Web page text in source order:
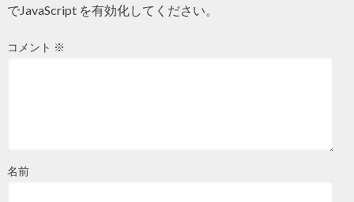
でJavaScript を有効化してください。
コメント ※
名前